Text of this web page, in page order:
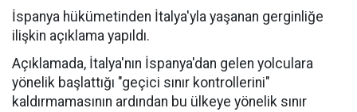
İspanya hükümetinden İtalya'yla yaşanan gerginliğe
ilişkin açıklama yapıldı.
Açıklamada, İtalya'nın İspanya'dan gelen yolculara
yönelik başlattığı "geçici sınır kontrollerini"
kaldırmamasının ardından bu ülkeye yönelik sınır